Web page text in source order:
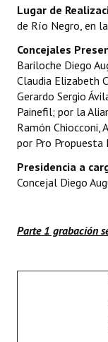
Ejecución
Actas de
NORMATIVA
Comunicaciones
Declaraciones
Resoluciones de
Noticias
Registros y
Lugar de
de Río Negro, en
Concejales
Bariloche Diego
Claudia Elizabeth
Gerardo Sergio
Painefil; por la
Ramón Chiocconi,
por Pro Propuesta
Presidencia a
Concejal Diego
Parte 1 grabación